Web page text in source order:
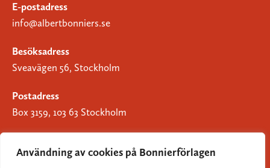
Användning av cookies på Bonnierförlagen
E-postadress
info@albertbonniers.se
Besöksadress
Sveavägen 56, Stockholm
Postadress
Box 3159, 103 63 Stockholm